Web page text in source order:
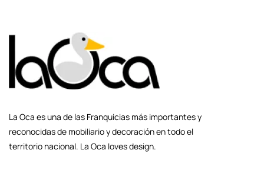
La Oca es una de las Franquicias más importantes y
reconocidas de mobiliario y decoración en todo el
territorio nacional. La Oca loves design.